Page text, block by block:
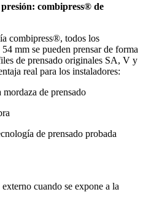
combipress® de
combipress®, todos los
mm se pueden prensar de forma
de prensado originales SA, V y
real para los instaladores:
de prensado
de prensado probada
cuando se expone a la